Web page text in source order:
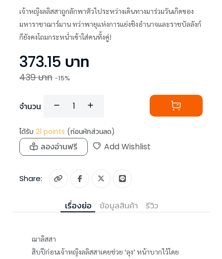
เจ้าหญิงลลิสสาถูกลักพาตัวไประหว่างเดินทางมาร่วมวันเกิดของ
มหาราชาฌาร์มาน ทว่าพายุแห่งการแย่งชิงอำนาจและราชบัลลังก์
ก็ยังคงโถมกระหน่ำเข้าใส่คนทั้งคู่!
373.15 บาท
439บาท -15%
จำนวน
ได้รับ 21 points (ก่อนหักส่วนลด)
ลองอ่านฟรี Add Wishlist
Share:
เรื่องย่อ ข้อมูลสินค้า รีวิว
ฌาลิสสา
สิบปีก่อนเจ้าหญิงลลิสสาเคยช่วย ‘ลุง’ หน้าบากไว้โดย